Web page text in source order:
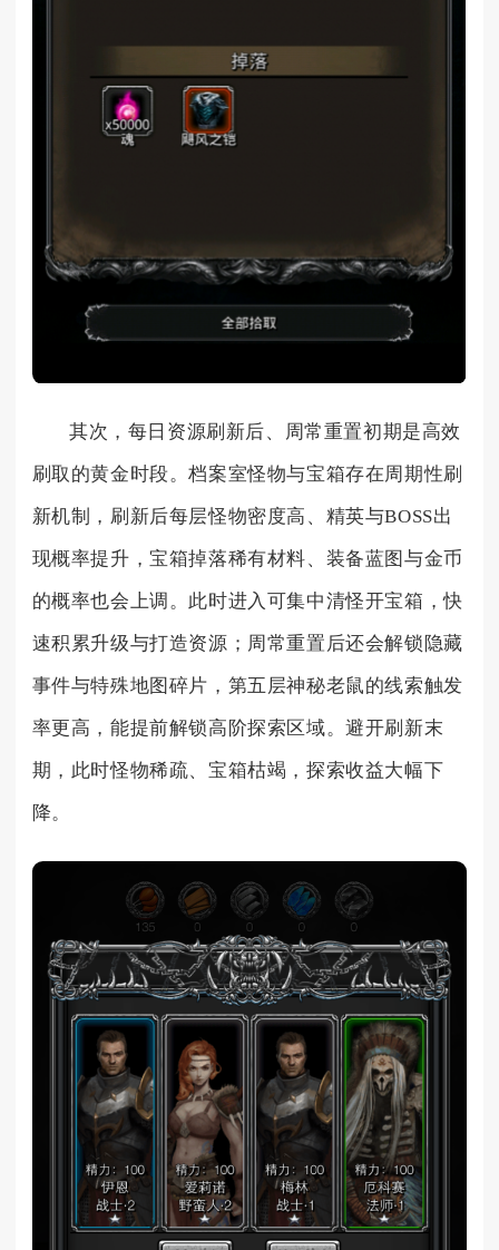
其次，每日资源刷新后、周常重置初期是高效
刷取的黄金时段。档案室怪物与宝箱存在周期性刷
新机制，刷新后每层怪物密度高、精英与BOSS出
现概率提升，宝箱掉落稀有材料、装备蓝图与金币
的概率也会上调。此时进入可集中清怪开宝箱，快
速积累升级与打造资源；周常重置后还会解锁隐藏
事件与特殊地图碎片，第五层神秘老鼠的线索触发
率更高，能提前解锁高阶探索区域。避开刷新末
期，此时怪物稀疏、宝箱枯竭，探索收益大幅下
降。